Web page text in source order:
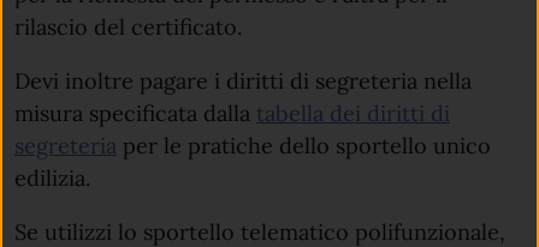
rilascio del certificato.
Devi inoltre pagare i diritti di segreteria nella
misura specificata dalla tabella dei diritti di
segreteria per le pratiche dello sportello unico
edilizia.
Se utilizzi lo sportello telematico polifunzionale,